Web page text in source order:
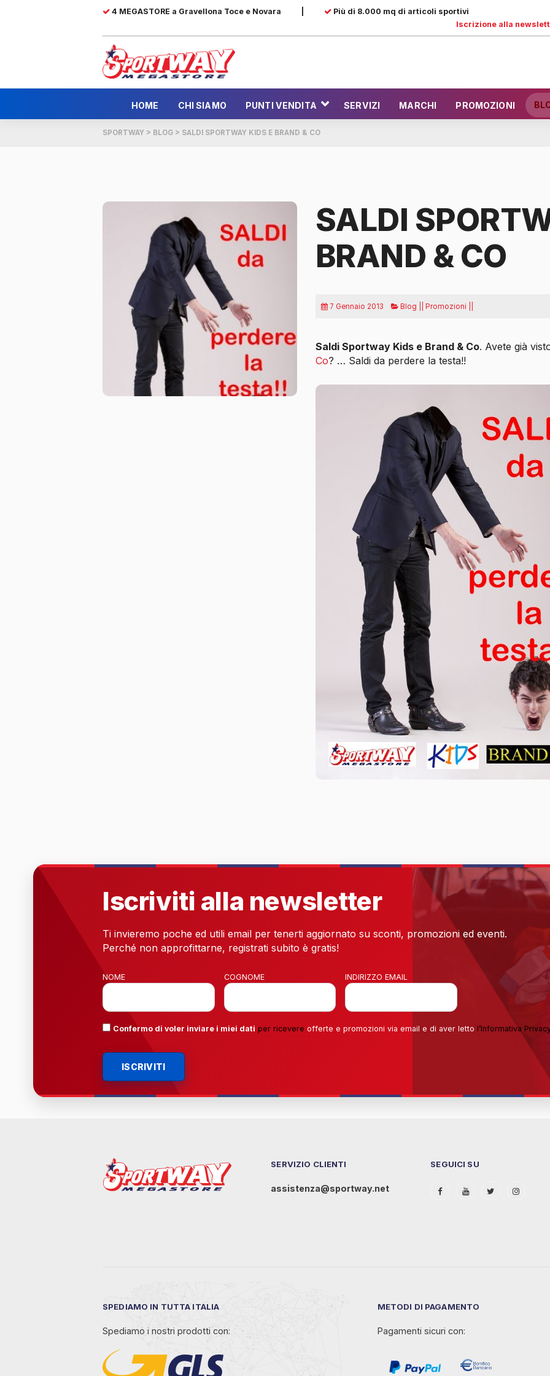
4 MEGASTORE a Gravellona Toce e Novara
Più di 8.000 mq di articoli sportivi
Iscrizione alla
HOME CHI SIAMO PUNTI VENDITA SERVIZI MARCHI PROMOZIONI
SPORTWAY > BLOG > SALDI SPORTWAY KIDS E BRAND & CO
SALDI
BRAND & CO
7 Gennaio 2013 Blog || Promozioni ||
Saldi Sportway Kids e Brand & Co. Avete già
Co? … Saldi da perdere la testa!!
Iscriviti alla newsletter
Ti invieremo poche ed utili email per tenerti aggiornato su sconti, promozioni ed eventi.
Perché non approfittarne, registrati subito è gratis!
NOME COGNOME INDIRIZZO EMAIL
Confermo di voler inviare i miei dati per ricevere offerte e promozioni via email e di aver letto l’Informativa Privacy
ISCRIVITI
SERVIZIO CLIENTI
assistenza@sportway.net
SEGUICI SU
SPEDIAMO IN TUTTA ITALIA
Spediamo i nostri prodotti con:
METODI DI PAGAMENTO
Pagamenti sicuri con: